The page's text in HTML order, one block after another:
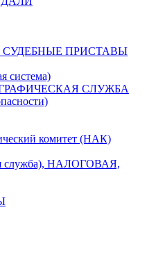
ПРИСТАВЫ
система)
СЛУЖБА
комитет (НАК)
служба), НАЛОГОВАЯ,